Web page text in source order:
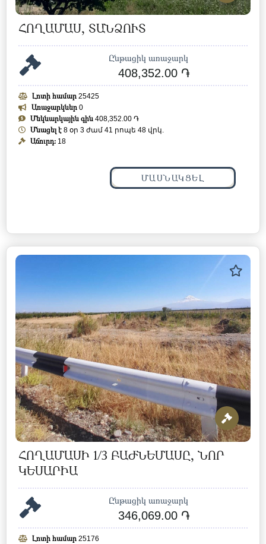
ՀՈՂԱՄԱՍ, ՏԱՆՁՈՒՏ
Ընթացիկ առաջարկ
408,352.00 ֏
Լոտի համար 25425
Առաջարկներ 0
Մեկնարկային գին 408,352.00 ֏
Մնացել է 8 օր 3 ժամ 41 րոպե 45 վրկ.
Աճուրդ: 18
ՄԱՍՆԱԿՑԵԼ
ՀՈՂԱՄԱՍԻ 1/3 ԲԱԺՆԵՄԱՍԸ, ՆՈՐ
ԿԵՍԱՐԻԱ
Ընթացիկ առաջարկ
346,069.00 ֏
Լոտի համար 25176